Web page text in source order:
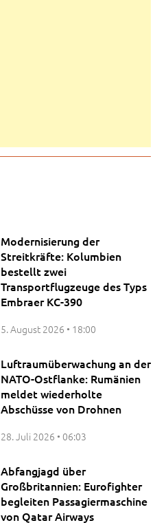
Modernisierung der
Streitkräfte: Kolumbien
bestellt zwei
Transportflugzeuge des Typs
Embraer KC-390
5. August 2026 18:00
Luftraumüberwachung an der
NATO-Ostflanke: Rumänien
meldet wiederholte
Abschüsse von Drohnen
28. Juli 2026 06:03
Abfangjagd über
Großbritannien: Eurofighter
begleiten Passagiermaschine
von Qatar Airways